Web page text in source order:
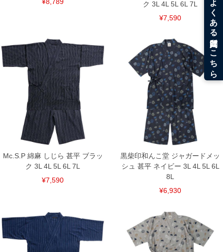
¥8,789
ク 3L 4L 5L 6L 7L
¥7,590
Mc.S.P 綿麻 しじら 甚平 ブラッ
ク 3L 4L 5L 6L 7L
¥7,590
黒柴印和んこ堂 ジャガードメッ
シュ 甚平 ネイビー 3L 4L 5L 6L
8L
¥6,930